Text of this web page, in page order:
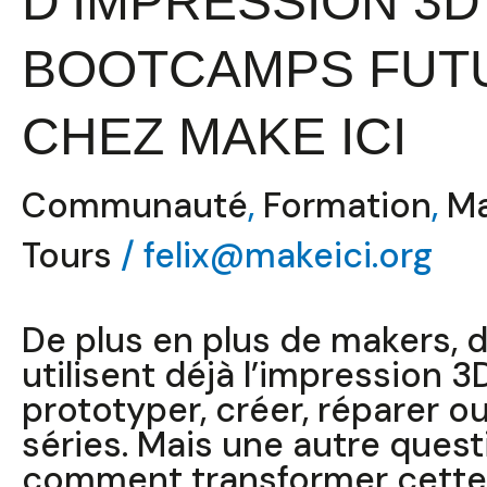
BOOTCAMPS
CHEZ MAKE ICI
Communauté, Formation,
Tours / felix@makeici.org
De plus en plus de makers,
utilisent déjà l’impression
prototyper, créer, réparer
séries. Mais une autre